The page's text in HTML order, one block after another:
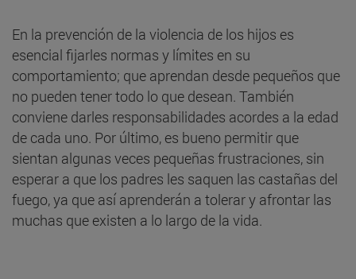
En la prevención de la violencia de los hijos es
esencial fijarles normas y límites en su
comportamiento; que aprendan desde pequeños que
no pueden tener todo lo que desean. También
conviene darles responsabilidades acordes a la edad
de cada uno. Por último, es bueno permitir que
sientan algunas veces pequeñas frustraciones, sin
esperar a que los padres les saquen las castañas del
fuego, ya que así aprenderán a tolerar y afrontar las
muchas que existen a lo largo de la vida.